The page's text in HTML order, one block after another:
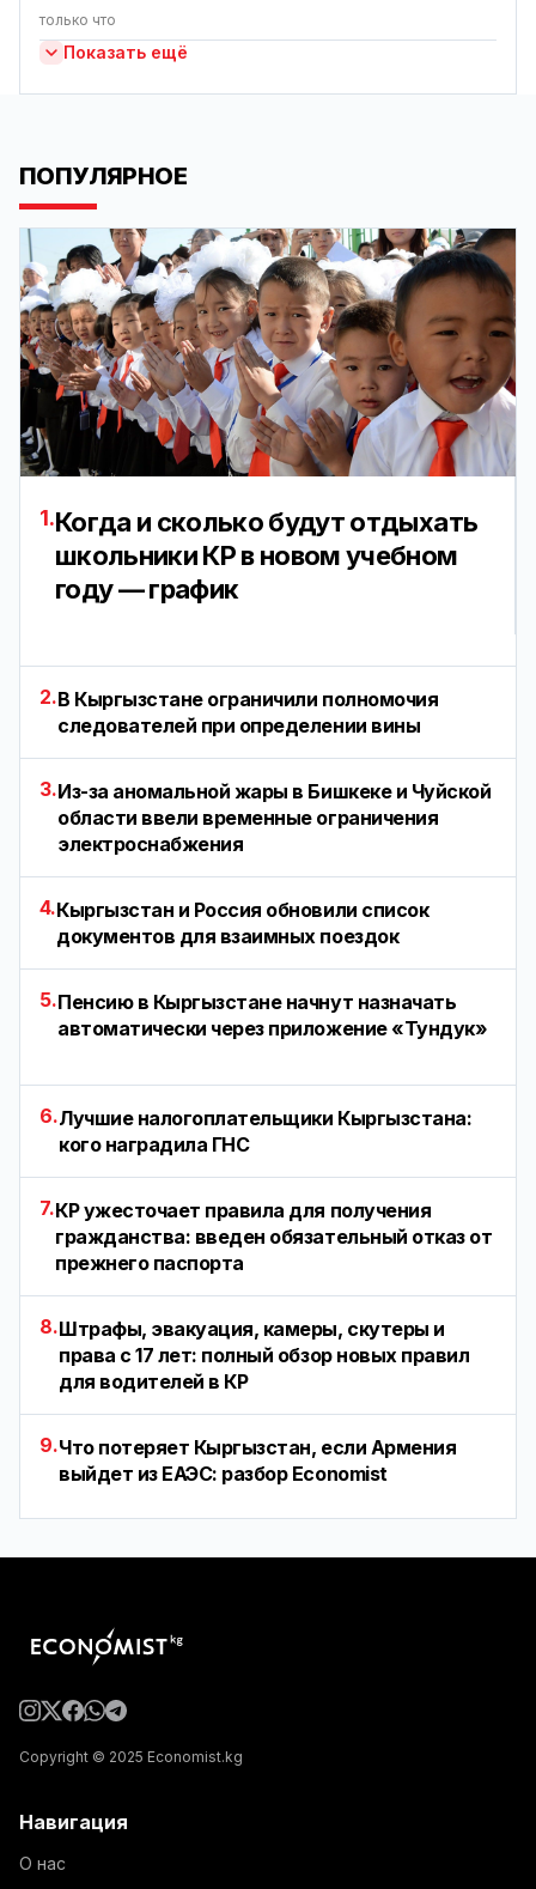
только что
Показать ещё
ПОПУЛЯРНОЕ
1.Когда и сколько будут отдыхать
школьники КР в новом учебном
году — график
2.В Кыргызстане ограничили полномочия
следователей при определении вины
3.Из-за аномальной жары в Бишкеке и Чуйской
области ввели временные ограничения
электроснабжения
4.Кыргызстан и Россия обновили список
документов для взаимных поездок
5.Пенсию в Кыргызстане начнут назначать
автоматически через приложение «Тундук»
6.Лучшие налогоплательщики Кыргызстана:
кого наградила ГНС
7.КР ужесточает правила для получения
гражданства: введен обязательный отказ от
прежнего паспорта
8.Штрафы, эвакуация, камеры, скутеры и
права с 17 лет: полный обзор новых правил
для водителей в КР
9.Что потеряет Кыргызстан, если Армения
выйдет из ЕАЭС: разбор Economist
Copyright © 2025 Economist.kg
Навигация
О нас